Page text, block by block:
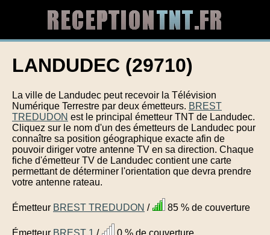
LANDUDEC (29710)
La ville de Landudec peut recevoir la Télévision
Numérique Terrestre par deux émetteurs. BREST
TREDUDON est le principal émetteur TNT de Landudec.
Cliquez sur le nom d'un des émetteurs de Landudec pour
connaître sa position géographique exacte afin de
pouvoir diriger votre antenne TV en sa direction. Chaque
fiche d'émetteur TV de Landudec contient une carte
permettant de déterminer l'orientation que devra prendre
votre antenne rateau.
Émetteur BREST TREDUDON / 85 % de couverture
Émetteur BREST 1 /
0 % de couverture